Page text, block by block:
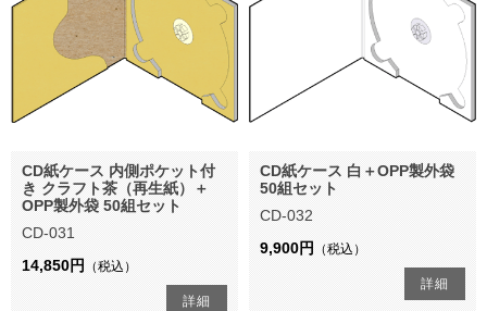
CD紙ケース 内側ポケット付
き クラフト茶（再生紙）＋
OPP製外袋 50組セット
CD-031
14,850円
（税込）
詳細
CD紙ケース 白＋OPP製外袋
50組セット
CD-032
9,900円
（税込）
詳細